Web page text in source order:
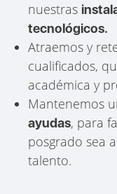
nuestras
tecnológicos.
Atraemos y
cualificados,
académica y
Mantenemos
ayudas, para
posgrado sea
talento.